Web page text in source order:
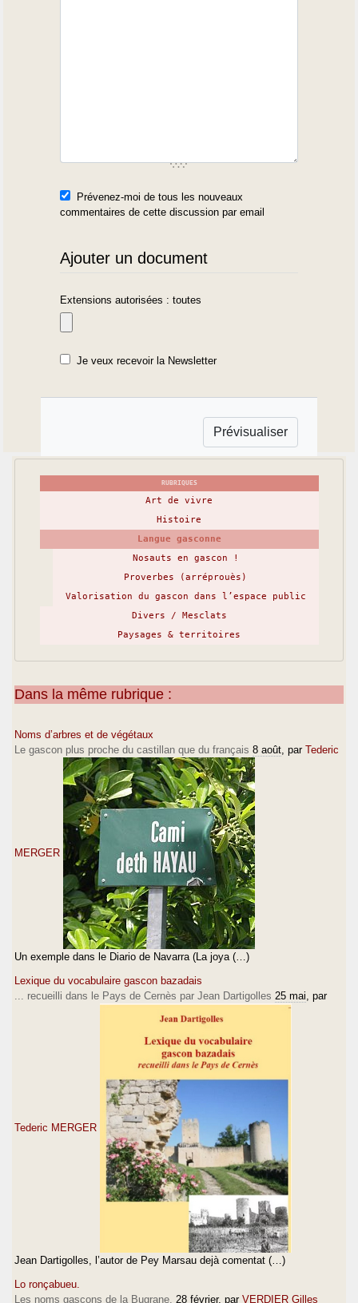
Prévenez-moi de tous les nouveaux
commentaires de cette discussion par email
Ajouter un document
Extensions autorisées : toutes
Je veux recevoir la Newsletter
RUBRIQUES
Art de vivre
Histoire
Langue gasconne
Nosauts en gascon !
Proverbes (arréprouès)
Valorisation du gascon dans l’espace public
Divers / Mesclats
Paysages & territoires
Dans la même rubrique :
Noms d’arbres et de végétaux
Le gascon plus proche du castillan que du français 8 août , par Tederic
MERGER
Un exemple dans le Diario de Navarra (La joya (…)
Lexique du vocabulaire gascon bazadais
... recueilli dans le Pays de Cernès par Jean Dartigolles 25 mai , par
Tederic MERGER
Jean Dartigolles, l’autor de Pey Marsau dejà comentat (…)
Lo ronçabueu.
Les noms gascons de la Bugrane. 28 février, par VERDIER Gilles